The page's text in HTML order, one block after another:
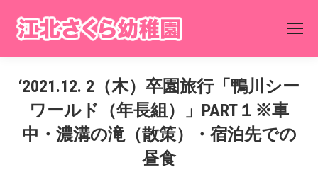
‘2021.12. 2（木）卒園旅行「鴨川シー
ワールド（年長組）」PART１※車
中・濃溝の滝（散策）・宿泊先での
昼食